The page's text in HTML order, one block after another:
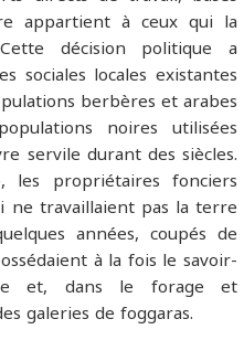
appartient à ceux qui la
décision politique a
sociales locales existantes
berbères et arabes
noires utilisées
servile durant des siècles.
les propriétaires fonciers
ne travaillaient pas la terre
années, coupés de
à la fois le savoir-
et, dans le forage et
galeries de foggaras.